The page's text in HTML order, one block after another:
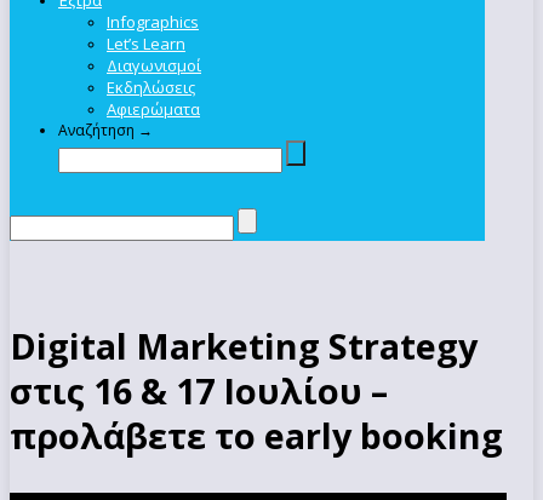
Infographics
Let’s Learn
Διαγωνισμοί
Εκδηλώσεις
Αφιερώματα
Αναζήτηση →
Digital Marketing Strategy
στις 16 & 17 Ιουλίου –
προλάβετε το early booking